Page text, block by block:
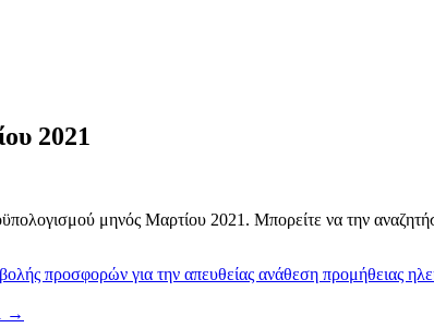
2021
μηνός Μαρτίου 2021. Μπορείτε να την
προσφορών για την απευθείας ανάθεση προμήθειας
→